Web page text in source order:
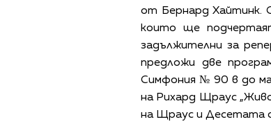
от Бернард Хайтинк.
които ще
задължителни за
предложи две
Симфония № 90 в до
на Рихард Щраус
на Щраус и Десетата